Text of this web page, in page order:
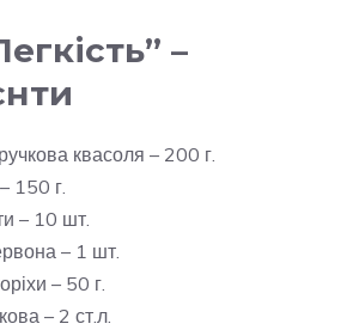
–
квасоля – 200 г.
150 г.
– 10 шт.
– 1 шт.
– 50 г.
– 2 ст.л.